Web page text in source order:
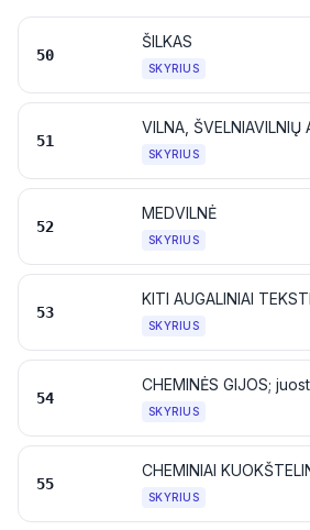
50
ŠILKAS
SKYRIUS
51
SKYRIUS
52
MEDVILNĖ
SKYRIUS
53
SKYRIUS
54
SKYRIUS
55
CHEMINIAI
SKYRIUS